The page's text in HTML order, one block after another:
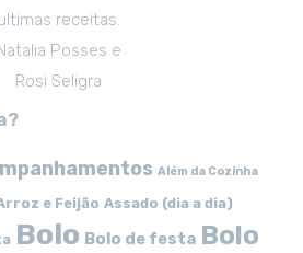
receitas.
Posses e
Rosi Seligra
Além da Cozinha
e Feijão Assado (dia a dia)
Bolo Bolo de festa Bolo